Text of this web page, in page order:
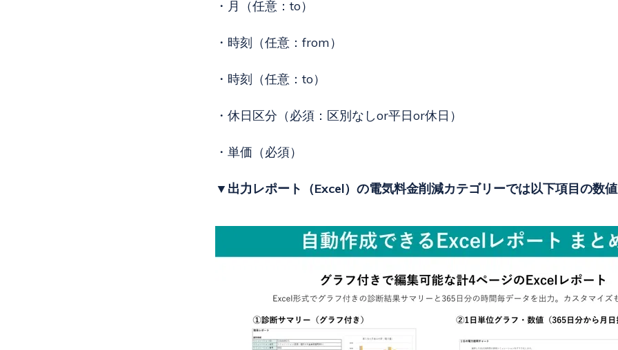
・月（任意：to）
・時刻（任意：from）
・時刻（任意：to）
・休日区分（必須：区別なしor平日or休日）
・単価（必須）
▼出力レポート（Excel）の電気料金削減カテゴリーでは以下項目の数